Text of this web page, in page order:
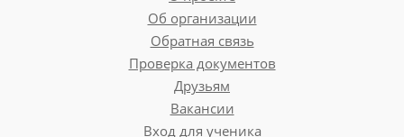
Об организации
Обратная связь
Проверка документов
Друзьям
Вакансии
Вход для ученика